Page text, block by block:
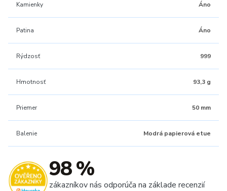
Kamienky Áno
Patina Áno
Rýdzosť 999
Hmotnosť 93,3 g
Priemer 50 mm
Balenie Modrá papierová etue
98 %
zákazníkov nás odporúča na základe recenzií